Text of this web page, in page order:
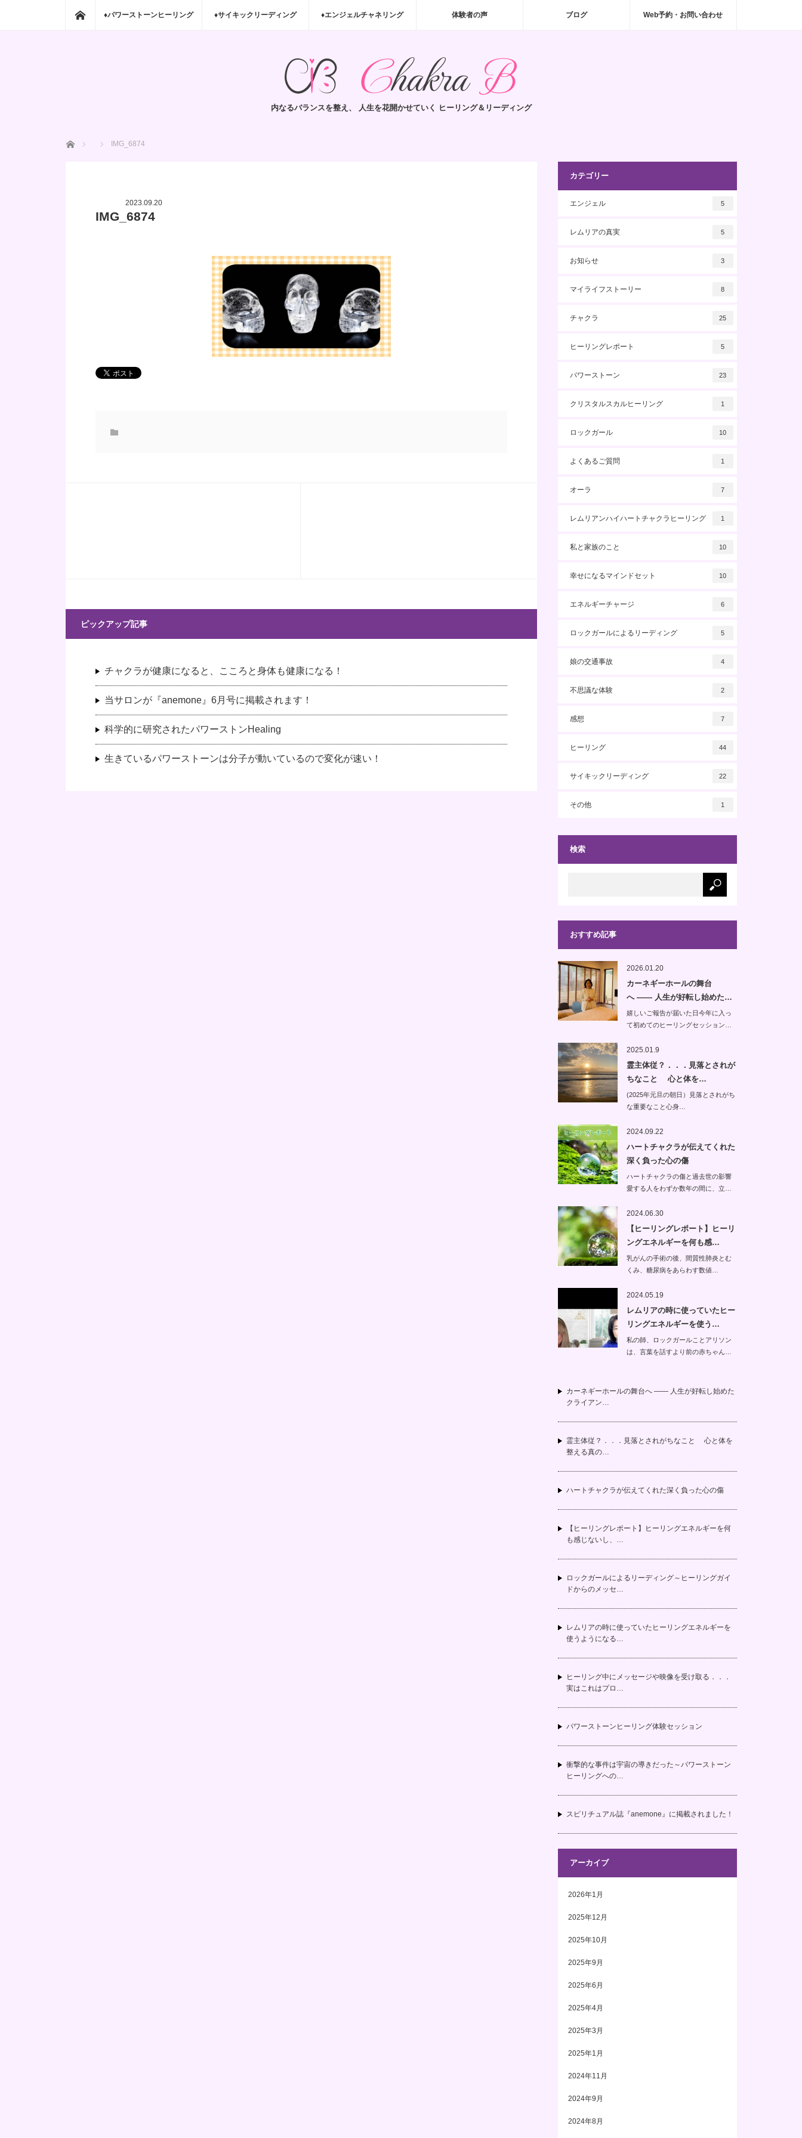
ホーム
♦パワーストーンヒーリング ♦サイキックリーディング ♦エンジェルチャネリング 体験者の声 ブログ Web予約・お問い合わせ
内なるバランスを整え、 人生を花開かせていく ヒーリング＆リーディング
ホーム IMG_6874
2023.09.20
IMG_6874
ピックアップ記事
チャクラが健康になると、こころと身体も健康になる！
当サロンが『anemone』6月号に掲載されます！
科学的に研究されたパワーストンHealing
生きているパワーストーンは分子が動いているので変化が速い！
カテゴリー
エンジェル 5
レムリアの真実 5
お知らせ 3
マイライフストーリー 8
チャクラ 25
ヒーリングレポート 5
パワーストーン 23
クリスタルスカルヒーリング 1
ロックガール 10
よくあるご質問 1
オーラ 7
レムリアンハイハートチャクラヒーリング 1
私と家族のこと 10
幸せになるマインドセット 10
エネルギーチャージ 6
ロックガールによるリーディング 5
娘の交通事故 4
不思議な体験 2
感想 7
ヒーリング 44
サイキックリーディング 22
その他 1
検索
おすすめ記事
2026.01.20
カーネギーホールの舞台
へ —— 人生が好転し始めた…
嬉しいご報告が届いた日今年に入っ
て初めてのヒーリングセッション…
2025.01.9
霊主体従？．．．見落とされが
ちなこと 心と体を…
(2025年元旦の朝日）見落とされがち
な重要なこと心身…
2024.09.22
ハートチャクラが伝えてくれた
深く負った心の傷
ハートチャクラの傷と過去世の影響
愛する人をわずか数年の間に、立…
2024.06.30
【ヒーリングレポート】ヒーリ
ングエネルギーを何も感…
乳がんの手術の後、間質性肺炎とむ
くみ、糖尿病をあらわす数値…
2024.05.19
レムリアの時に使っていたヒー
リングエネルギーを使う…
私の師、ロックガールことアリソン
は、言葉を話すより前の赤ちゃん…
カーネギーホールの舞台へ —— 人生が好転し始めた
クライアン…
霊主体従？．．．見落とされがちなこと 心と体を
整える真の…
ハートチャクラが伝えてくれた深く負った心の傷
【ヒーリングレポート】ヒーリングエネルギーを何
も感じないし、…
ロックガールによるリーディング～ヒーリングガイ
ドからのメッセ…
レムリアの時に使っていたヒーリングエネルギーを
使うようになる…
ヒーリング中にメッセージや映像を受け取る．．．
実はこれはプロ…
パワーストーンヒーリング体験セッション
衝撃的な事件は宇宙の導きだった～パワーストーン
ヒーリングへの…
スピリチュアル誌『anemone』に掲載されました！
アーカイブ
2026年1月
2025年12月
2025年10月
2025年9月
2025年6月
2025年4月
2025年3月
2025年1月
2024年11月
2024年9月
2024年8月